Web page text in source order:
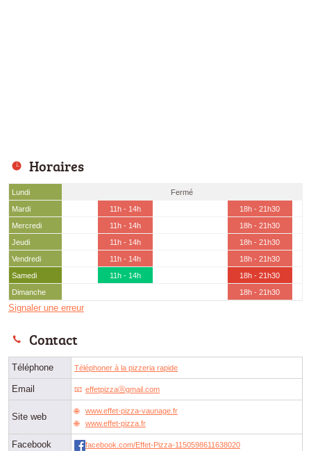
Horaires
Lundi
Fermé
Mardi
11h - 14h
18h - 21h30
Mercredi
11h - 14h
18h - 21h30
Jeudi
11h - 14h
18h - 21h30
Vendredi
11h - 14h
18h - 21h30
Samedi
11h - 14h
18h - 21h30
Dimanche
18h - 21h30
Signaler une erreur
Contact
Téléphone Téléphoner à la pizzeria rapide
Email effetpizzaⓐgmail.com
Site web
www.effet-pizza-vaunage.fr
www.effet-pizza.fr
Facebook facebook.com/Effet-Pizza-1150598611638020